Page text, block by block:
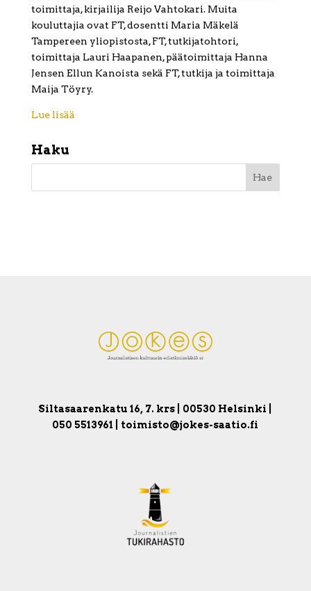
toimittaja, kirjailija Reijo Vahtokari. Muita
kouluttajia ovat FT, dosentti Maria Mäkelä
Tampereen yliopistosta, FT, tutkijatohtori,
toimittaja Lauri Haapanen, päätoimittaja Hanna
Jensen Ellun Kanoista sekä FT, tutkija ja toimittaja
Maija Töyry.
Lue lisää
Haku
Siltasaarenkatu 16, 7. krs | 00530 Helsinki |
050 5513961 | toimisto@jokes-saatio.fi